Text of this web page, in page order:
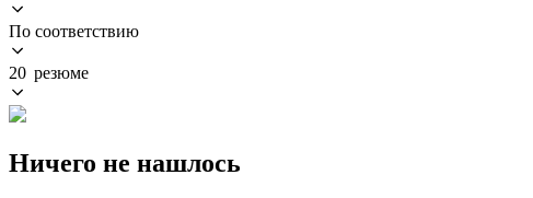
По соответствию
20 резюме
Ничего не нашлось